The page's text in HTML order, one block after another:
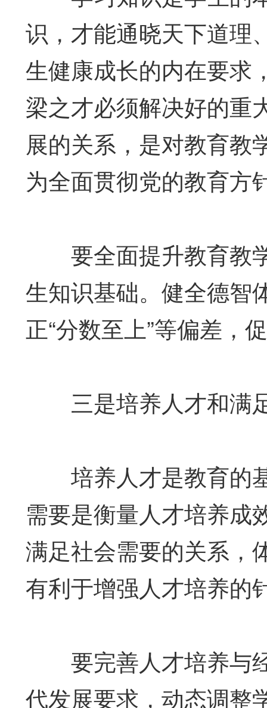
识，才能通晓天下道理
生健康成长的内在要求
梁之才必须解决好的重
展的关系，是对教育教
为全面贯彻党的教育方
要全面提升教育教
生知识基础。健全德智
正“分数至上”等偏差，
三是培养人才和满
培养人才是教育的
需要是衡量人才培养成
满足社会需要的关系，
有利于增强人才培养的
要完善人才培养与
代发展要求，动态调整